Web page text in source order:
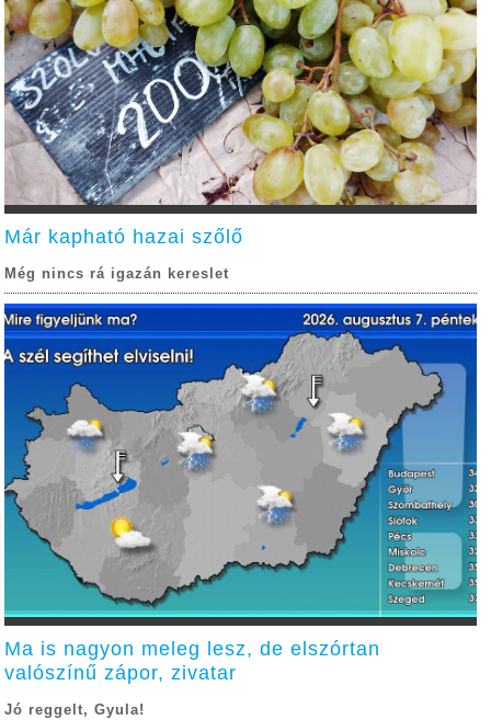
Már kapható hazai szőlő
Még nincs rá igazán kereslet
Ma is nagyon meleg lesz, de elszórtan
valószínű zápor, zivatar
Jó reggelt, Gyula!